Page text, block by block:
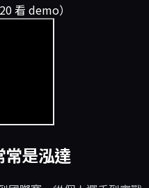
看 demo）
是泓達